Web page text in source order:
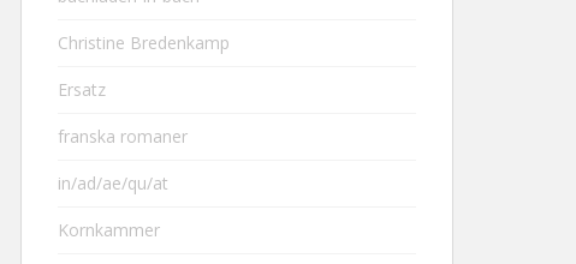
Christine Bredenkamp
Ersatz
franska romaner
in/ad/ae/qu/at
Kornkammer